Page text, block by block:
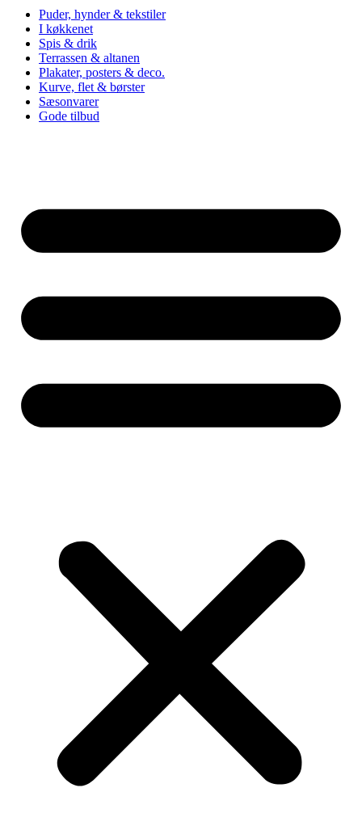
Puder, hynder & tekstiler
I køkkenet
Spis & drik
Terrassen & altanen
Plakater, posters & deco.
Kurve, flet & børster
Sæsonvarer
Gode tilbud